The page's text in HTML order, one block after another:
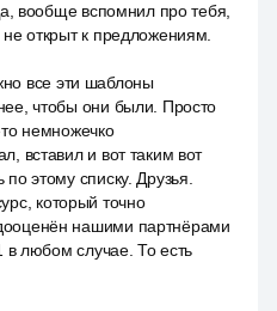
вообще вспомнил про тебя,
открыт к предложениям.
все эти шаблоны
чтобы они были. Просто
немножечко
вставил и вот таким вот
этому списку. Друзья.
который точно
нашими партнёрами
в любом случае. То есть